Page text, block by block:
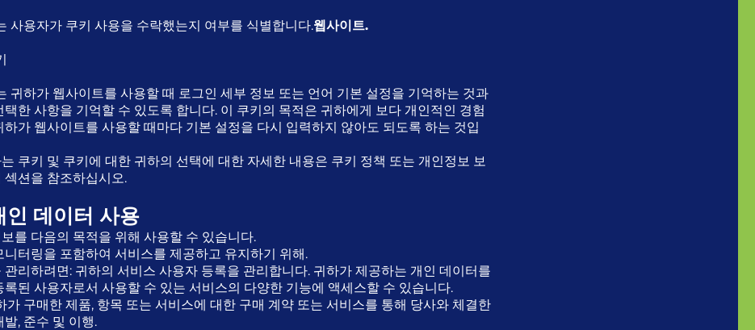
사용자가 쿠키 사용을 수락했는지 여부를 식별합니다.웹사이트.
귀하가 웹사이트를 사용할 때 로그인 세부 정보 또는 언어 기본 설정을 기억하는 것과
택한 사항을 기억할 수 있도록 합니다. 이 쿠키의 목적은 귀하에게 보다 개인적인 경험
하가 웹사이트를 사용할 때마다 기본 설정을 다시 입력하지 않아도 되도록 하는 것입
쿠키 및 쿠키에 대한 귀하의 선택에 대한 자세한 내용은 쿠키 정책 또는 개인정보 보
섹션을 참조하십시오.
인 데이터 사용
를 다음의 목적을 위해 사용할 수 있습니다.
니터링을 포함하여 서비스를 제공하고 유지하기 위해.
관리하려면: 귀하의 서비스 사용자 등록을 관리합니다. 귀하가 제공하는 개인 데이터를
록된 사용자로서 사용할 수 있는 서비스의 다양한 기능에 액세스할 수 있습니다.
가 구매한 제품, 항목 또는 서비스에 대한 구매 계약 또는 서비스를 통해 당사와 체결한
, 준수 및 이행.